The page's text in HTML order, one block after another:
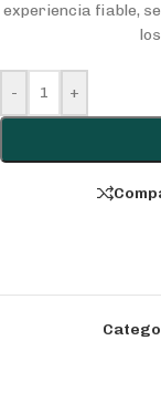
experiencia fiable,
- +